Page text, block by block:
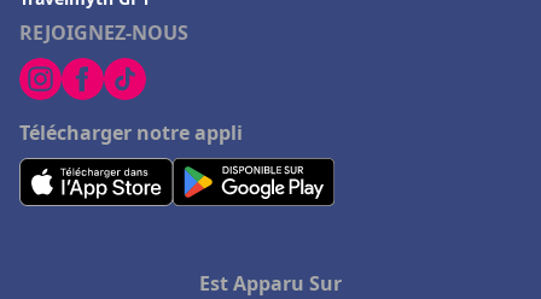
REJOIGNEZ-NOUS
Télécharger notre appli
Est Apparu Sur